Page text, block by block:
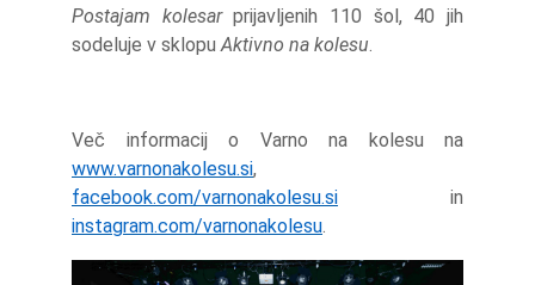
Postajam kolesarprijavljenih 110 šol, 40 jih
sodeluje v sklopu Aktivno na kolesu
Več informacij o Varno na kolesu na
www.varnonakolesu.si,
facebook.com/varnonakolesu.si in
instagram.com/varnonakolesu